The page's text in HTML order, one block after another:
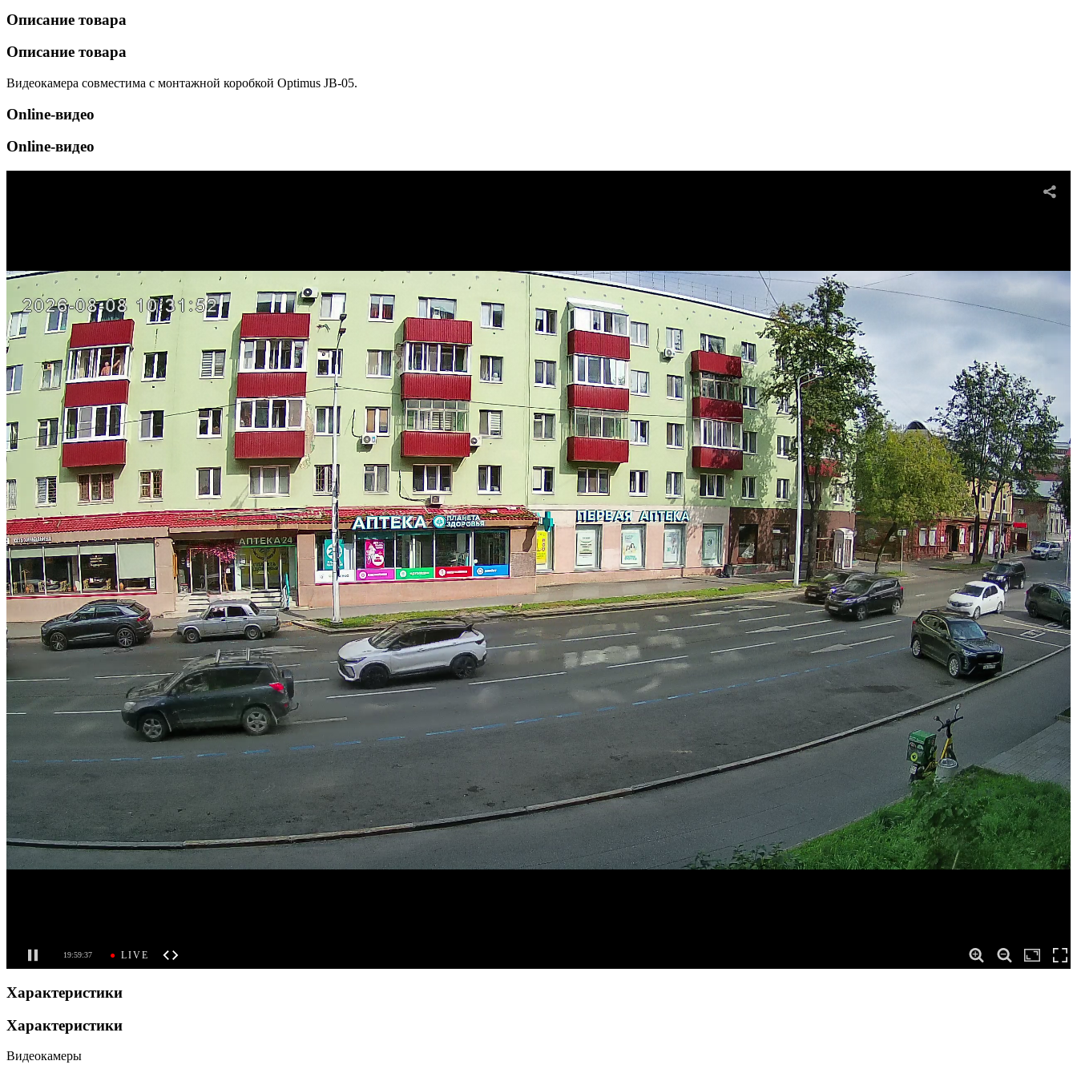
Описание товара
Описание товара
Видеокамера совместима с монтажной коробкой Optimus JB-05.
Online-видео
Online-видео
Характеристики
Характеристики
Видеокамеры